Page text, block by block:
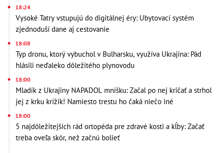
18:24
Vysoké Tatry vstupujú do digitálnej éry: Ubytovací systém
zjednoduší dane aj cestovanie
18:08
Typ dronu, ktorý vybuchol v Bulharsku, využíva Ukrajina: Pád
hlásili neďaleko dôležitého plynovodu
18:00
Mladík z Ukrajiny NAPADOL mníšku: Začal po nej kričať a strhol
jej z krku krížik! Namiesto trestu ho čaká niečo iné
18:00
5 najdôležitejších rád ortopéda pre zdravé kosti a kĺby: Začať
treba oveľa skôr, než začnú bolieť